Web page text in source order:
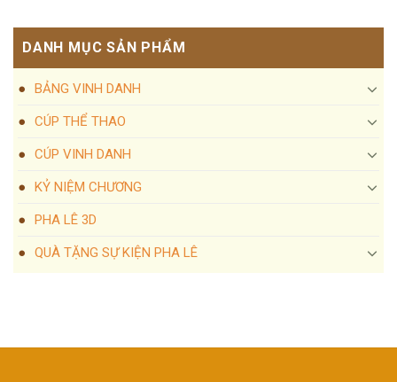
DANH MỤC SẢN PHẨM
BẢNG VINH DANH
CÚP THỂ THAO
CÚP VINH DANH
KỶ NIỆM CHƯƠNG
PHA LÊ 3D
QUÀ TẶNG SỰ KIỆN PHA LÊ